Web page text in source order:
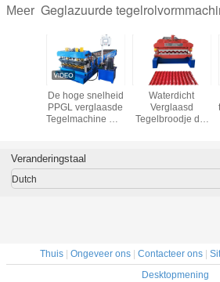
Meer Geglazuurde
van de
De hoge snelheid
PPGL verglaasde
Tegelmachine met
drukken Apparaat
Waterdicht
Verglaasd
Tegelbroodje die
Gewicht 3.5-6 Ton
Veranderingstaal
Dutch
Thuis| Ongeveer ons| Contacteer ons|
Desktopmening